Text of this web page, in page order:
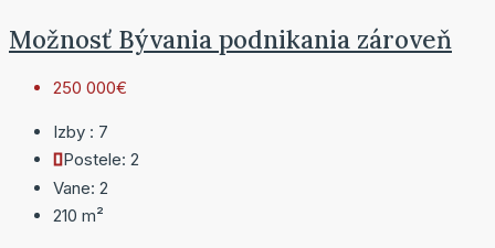
Možnosť Bývania podnikania zároveň
250 000€
Izby : 7
Postele: 2
Vane: 2
210 m²